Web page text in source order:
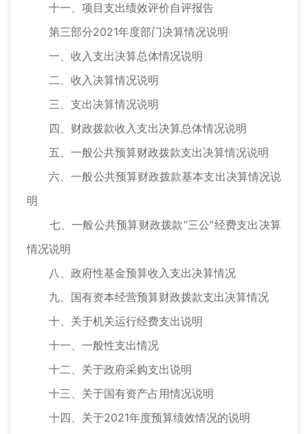
十一、项目支出绩效评价自评报告
第三部分2021年度部门决算情况说明
一、收入支出决算总体情况说明
二、收入决算情况说明
三、支出决算情况说明
四、财政拨款收入支出决算总体情况说明
五、一般公共预算财政拨款支出决算情况说明
六、一般公共预算财政拨款基本支出决算情况说
明
七、一般公共预算财政拨款“三公”经费支出决算
情况说明
八、政府性基金预算收入支出决算情况
九、国有资本经营预算财政拨款支出决算情况
十、关于机关运行经费支出说明
十一、一般性支出情况
十二、关于政府采购支出说明
十三、关于国有资产占用情况说明
十四、关于2021年度预算绩效情况的说明